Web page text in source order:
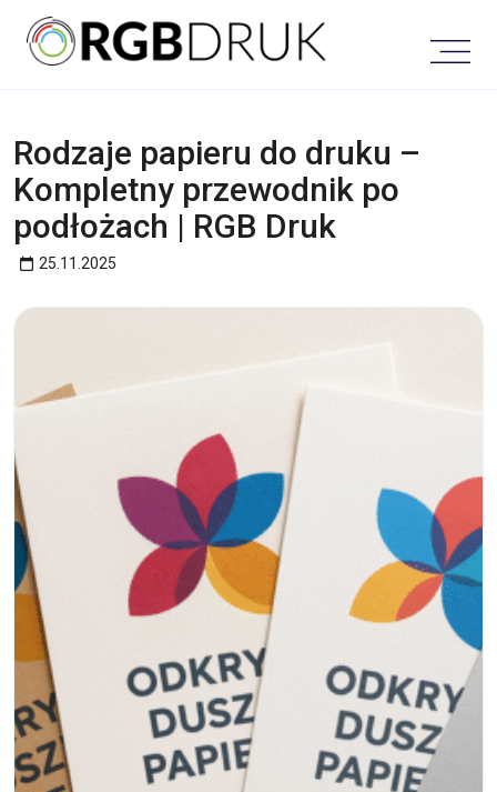
content
Rodzaje papieru do druku –
Kompletny przewodnik po
podłożach | RGB Druk
25.11.2025